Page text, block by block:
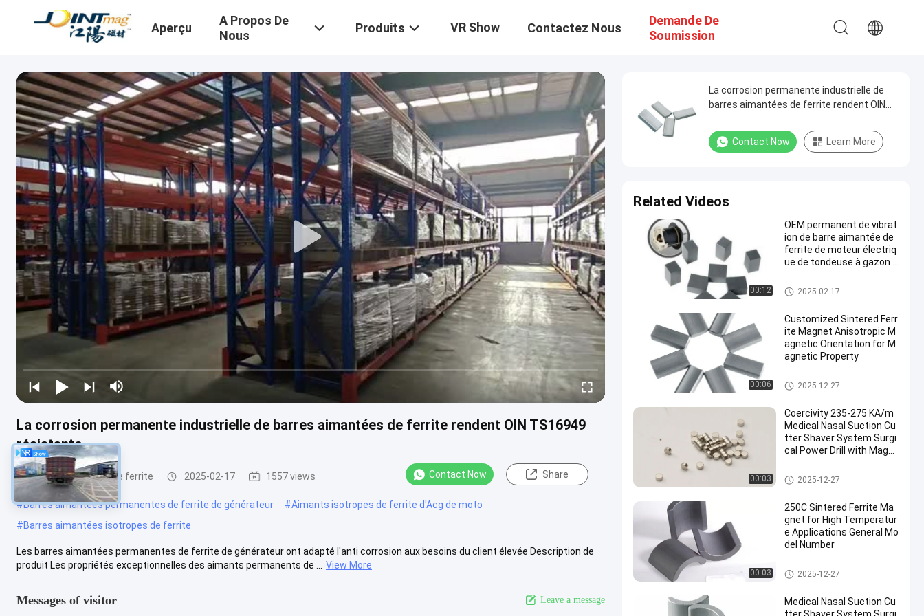
Aperçu
A Propos De
Nous
Produits VR Show Contactez Nous
Demande De
Soumission
La corrosion permanente industrielle de barres aimantées de ferrite rendent OIN TS16949
résistante
Barres aimantées de ferrite 2025-02-17 1557 views Contact Now Share
#Barres aimantées permanentes de ferrite de générateur #Aimants isotropes de ferrite d'Acg de moto
#Barres aimantées isotropes de ferrite
Les barres aimantées permanentes de ferrite de générateur ont adapté l'anti corrosion aux besoins du client élevée Description de
produit Les propriétés exceptionnelles des aimants permanents de ...
View More
Messages of visitor Leave a message
La corrosion permanente industrielle de
barres aimantées de ferrite rendent OIN
Contact Now Learn More
Related Videos
00:12
OEM permanent de vibrat
ion de barre aimantée de
ferrite de moteur électriq
ue de tondeuse à gazon a
Barres aimantées de ferrite
2025-02-17
00:06
Customized Sintered Ferr
ite Magnet Anisotropic M
agnetic Orientation for M
agnetic Property
Aimant aggloméré de ferrite
2025-12-27
00:03
Coercivity 235-275 KA/m
Medical Nasal Suction Cu
tter Shaver System Surgi
cal Power Drill with Magn
Aimant aggloméré de ferrite
2025-12-27
00:03
250C Sintered Ferrite Ma
gnet for High Temperatur
e Applications General Mo
del Number
Aimant aggloméré de ferrite
2025-12-27
Medical Nasal Suction Cu